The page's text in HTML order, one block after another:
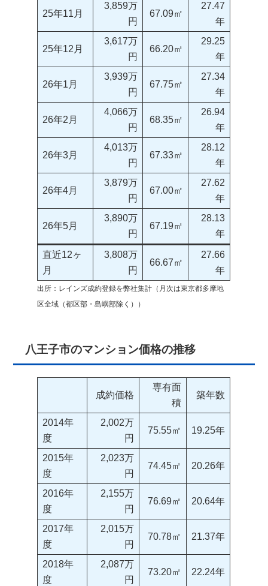
25年11月
3,859万
円
67.09㎡
27.47
年
25年12月
3,617万
円
66.20㎡
29.25
年
26年1月
3,939万
円
67.75㎡
27.34
年
26年2月
4,066万
円
68.35㎡
26.94
年
26年3月
4,013万
円
67.33㎡
28.12
年
26年4月
3,879万
円
67.00㎡
27.62
年
26年5月
3,890万
円
67.19㎡
28.13
年
直近12ヶ
月
3,808万
円
66.67㎡
27.66
年
出所：レインズ成約登録を弊社集計（月次は東京都多摩地
区全域（都区部・島嶼部除く））
八王子市のマンション価格の推移
成約価格
専有面
積
築年数
2014年
度
2,002万
円
75.55㎡ 19.25年
2015年
度
2,023万
円
74.45㎡ 20.26年
2016年
度
2,155万
円
76.69㎡ 20.64年
2017年
度
2,015万
円
70.78㎡ 21.37年
2018年
度
2,087万
円
73.20㎡ 22.24年